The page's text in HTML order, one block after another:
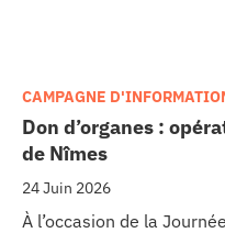
Don d’organes :
de Nîmes
24 Juin 2026
CAMPAGNE
À l’occasion de la